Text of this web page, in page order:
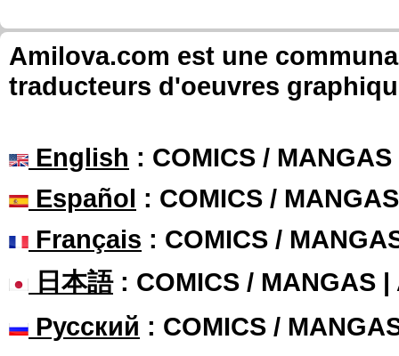
Amilova.com est une
traducteurs d'oeuvres
English : COMICS /
Español : COMICS /
Français : COMICS /
日本語: COMICS / MANGAS |
Русский : COMICS /